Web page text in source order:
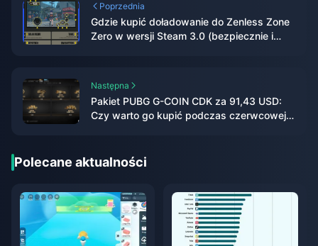
Poprzednia
Gdzie kupić doładowanie do Zenless Zone
Zero w wersji Steam 3.0 (bezpiecznie i
Następna
Pakiet PUBG G-COIN CDK za 91,43 USD:
Czy warto go kupić podczas czerwcowej
Polecane aktualności